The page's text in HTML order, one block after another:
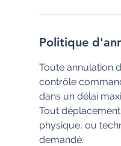
Politique
Toute annulation
contrôle
dans un délai
Tout
physique, ou
demandé.